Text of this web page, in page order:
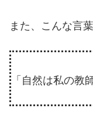
また、こんな言
「自然は私の教